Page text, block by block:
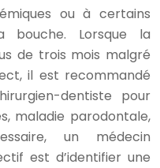
ou à certains
bouche. Lorsque la
de trois mois malgré
il est recommandé
dentiste pour
maladie parodontale,
un médecin
est d’identifier une